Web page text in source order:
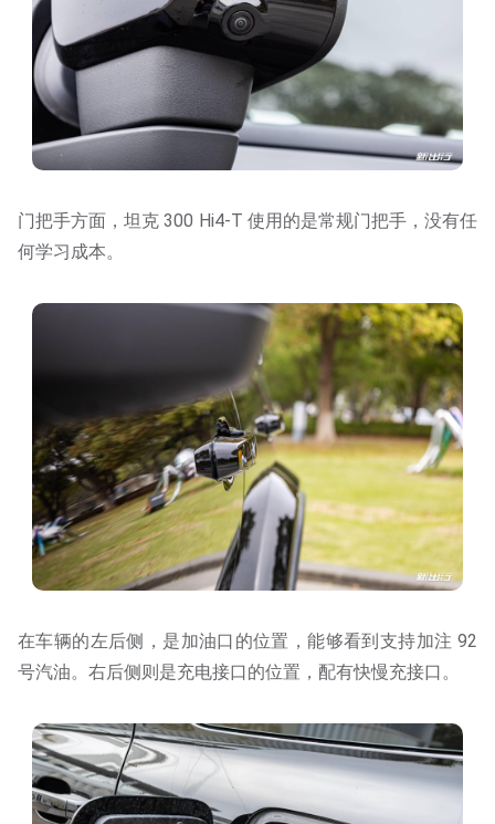
门把手方面，坦克 300 Hi4-T 使用的是常规门把手，没有任
何学习成本。
在车辆的左后侧，是加油口的位置，能够看到支持加注 92
号汽油。右后侧则是充电接口的位置，配有快慢充接口。